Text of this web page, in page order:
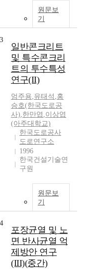
원문보
기
3
일반콘크리트
및 특수콘크리
트의 투수특성
연구(II)
엄주용,유태석 ,홍
승호(한국도로공
사),한만엽 ,이상엽
(아주대학교)
한국도로공사
도로연구소
1996
한국건설기술연
구원
원문보
기
4
포장균열 및 노
면 반사균열 억
제방안 연구
(III)(중간)